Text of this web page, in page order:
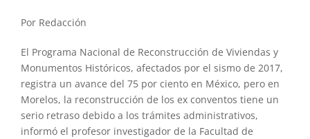
Por Redacción
El Programa Nacional de Reconstrucción de Viviendas y
Monumentos Históricos, afectados por el sismo de 2017,
registra un avance del 75 por ciento en México, pero en
Morelos, la reconstrucción de los ex conventos tiene un
serio retraso debido a los trámites administrativos,
informó el profesor investigador de la Facultad de